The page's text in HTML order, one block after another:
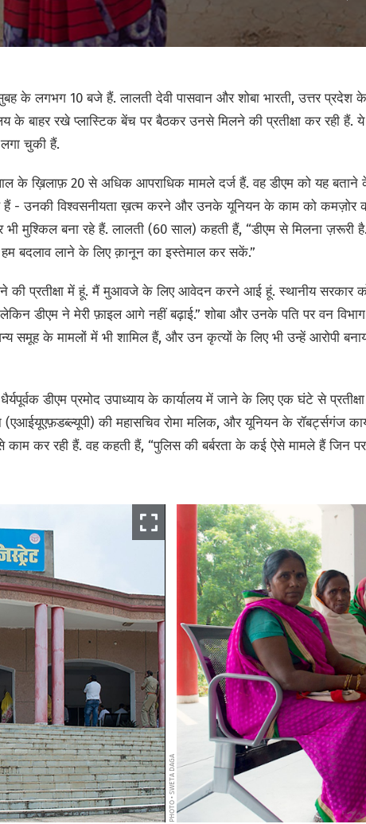
के लगभग 10 बजे हैं. लालती देवी पासवान और शोबा भारती, उत्तर प्रदेश
के बाहर रखे प्लास्टिक बेंच पर बैठकर उनसे मिलने की प्रतीक्षा कर रही हैं.
चुकी हैं.
के ख़िलाफ़ 20 से अधिक आपराधिक मामले दर्ज हैं. वह डीएम को यह
हैं - उनकी विश्वसनीयता ख़त्म करने और उनके यूनियन के काम को कमज़ोर
मुश्किल बना रहे हैं. लालती (60 साल) कहती हैं, “डीएम से मिलना ज़रूरी
हम बदलाव लाने के लिए क़ानून का इस्तेमाल कर सकें.”
की प्रतीक्षा में हूं. मैं मुआवजे के लिए आवेदन करने आई हूं. स्थानीय सरकार
डीएम ने मेरी फ़ाइल आगे नहीं बढ़ाई.” शोबा और उनके पति पर वन
समूह के मामलों में भी शामिल हैं, और उन कृत्यों के लिए भी उन्हें आरोपी
डीएम प्रमोद उपाध्याय के कार्यालय में जाने के लिए एक घंटे से
की महासचिव रोमा मलिक, और यूनियन के रॉबर्ट्सगंज
कर रही हैं. वह कहती हैं, “पुलिस की बर्बरता के कई ऐसे मामले हैं जिन
PHOTO • SWETA DAGA